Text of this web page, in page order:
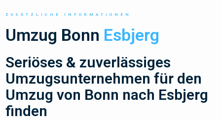
ZUSÄTZLICHE INFORMATIONEN
Umzug Bonn Esbjerg
Seriöses & zuverlässiges
Umzugsunternehmen für den
Umzug von Bonn nach Esbjerg
finden